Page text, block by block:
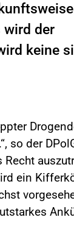
wird der
keine
so der
Recht
ein